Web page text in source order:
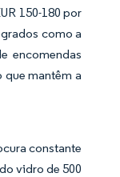
150-180 por
como a
encomendas
que mantêm a
constante
vidro de 500